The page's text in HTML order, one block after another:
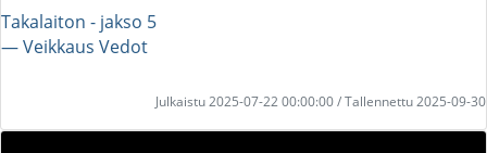
Takalaiton - jakso 5
― Veikkaus Vedot
Julkaistu 2025-07-22 00:00:00 / Tallennettu 2025-09-30